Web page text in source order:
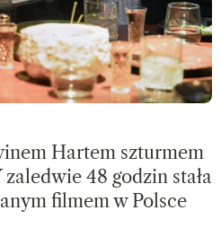
Hartem szturmem
48 godzin stała
filmem w Polsce